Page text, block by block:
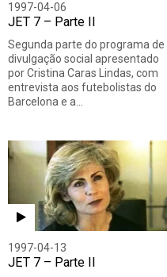
1997-04-06
JET 7 – Parte II
Segunda parte do programa de
divulgação social apresentado
por Cristina Caras Lindas, com
entrevista aos futebolistas do
Barcelona e a…
1997-04-13
JET 7 – Parte II